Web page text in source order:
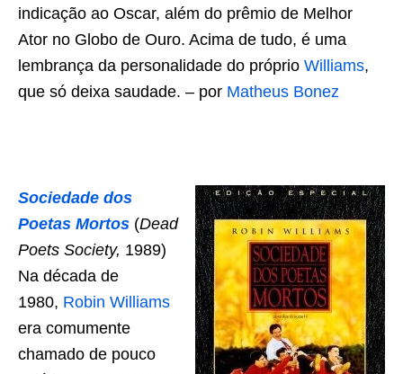
indicação ao Oscar, além do prêmio de Melhor
Ator no Globo de Ouro. Acima de tudo, é uma
lembrança da personalidade do próprio Williams,
que só deixa saudade. – por Matheus Bonez
Sociedade dos
Poetas Mortos (Dead
Poets Society, 1989)
Na década de
1980, Robin Williams
era comumente
chamado de pouco